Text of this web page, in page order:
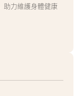
助力維護身體健康